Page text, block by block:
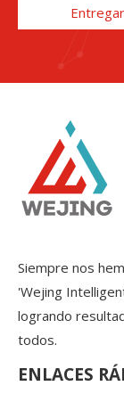
Entregar
Siempre nos
'Wejing
logrando
todos.
ENLACES